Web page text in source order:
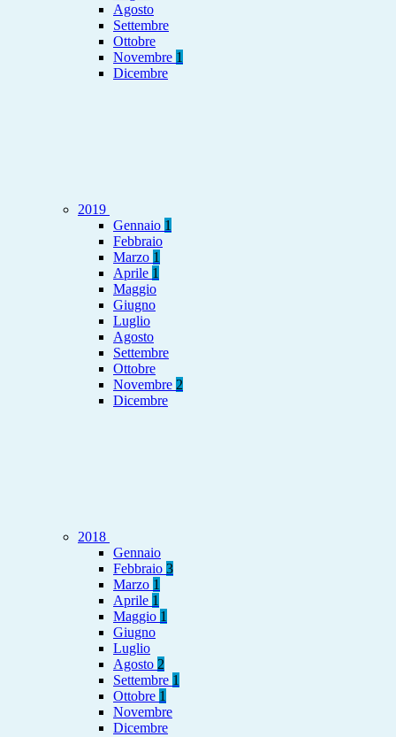
Agosto
Settembre
Ottobre
Novembre 1
Dicembre
2019
Gennaio 1
Febbraio
Marzo 1
Aprile 1
Maggio
Giugno
Luglio
Agosto
Settembre
Ottobre
Novembre 2
Dicembre
2018
Gennaio
Febbraio 3
Marzo 1
Aprile 1
Maggio 1
Giugno
Luglio
Agosto 2
Settembre 1
Ottobre 1
Novembre
Dicembre